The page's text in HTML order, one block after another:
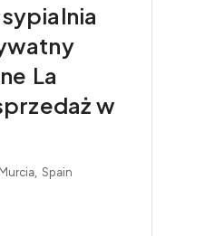
La
w
Spain